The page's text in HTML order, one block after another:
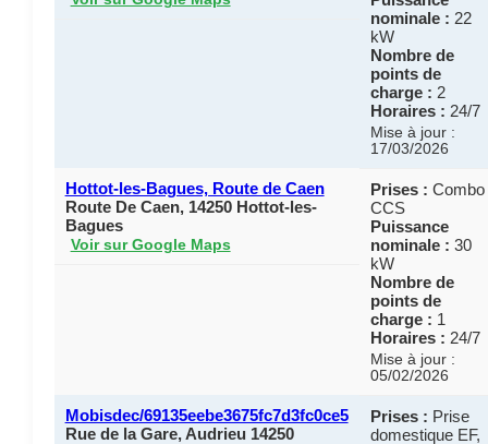
nominale : 22
kW
Nombre de
points de
charge : 2
Horaires : 24/7
Mise à jour :
17/03/2026
Hottot-les-Bagues, Route de Caen
Route De Caen, 14250 Hottot-les-
Bagues
Voir sur Google Maps
Prises : Combo
CCS
Puissance
nominale : 30
kW
Nombre de
points de
charge : 1
Horaires : 24/7
Mise à jour :
05/02/2026
Mobisdec/69135eebe3675fc7d3fc0ce5
Rue de la Gare, Audrieu 14250
Prises : Prise
domestique EF,